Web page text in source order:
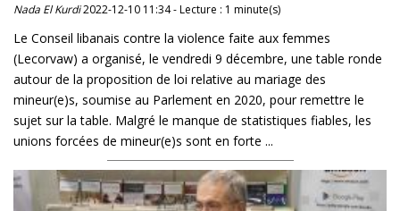
Nada El Kurdi2022-12-10 11:34 - Lecture : 1 minute(s)
Le Conseil libanais contre la violence faite aux femmes
(Lecorvaw) a organisé, le vendredi 9 décembre, une table ronde
autour de la proposition de loi relative au mariage des
mineur(e)s, soumise au Parlement en 2020, pour remettre le
sujet sur la table. Malgré le manque de statistiques fiables, les
unions forcées de mineur(e)s sont en forte ...